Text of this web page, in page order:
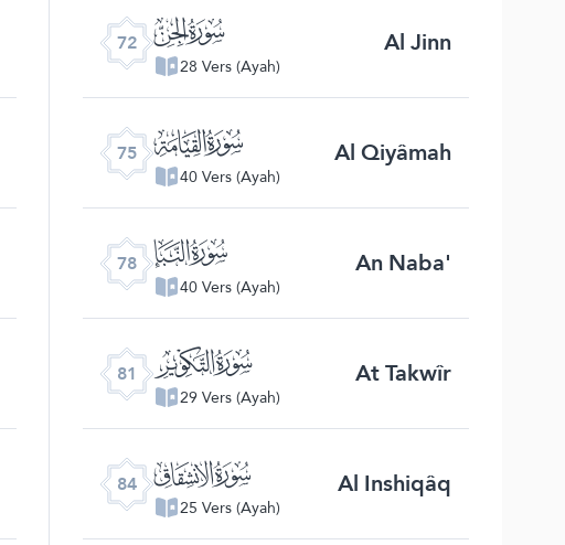
72 ﯵ
28 Vers (Ayah)
Al Jinn
75 ﯸ
40 Vers (Ayah)
Al Qiyâmah
78 ﯻ
40 Vers (Ayah)
An Naba'
81 ﯾ
29 Vers (Ayah)
At Takwîr
84 ﰁ
25 Vers (Ayah)
Al Inshiqâq